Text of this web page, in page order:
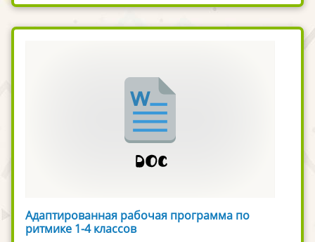
Адаптированная рабочая программа по
ритмике 1-4 классов